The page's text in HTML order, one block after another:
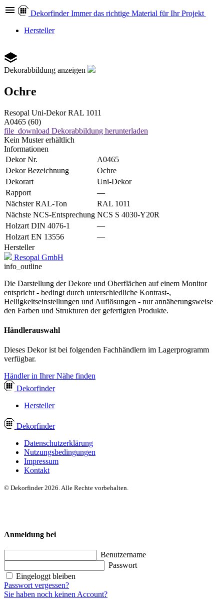
Dekorfinder Immer das richtige Material für Ihr Projekt
Hersteller
Dekorabbildung anzeigen
Ochre
Resopal Uni-Dekor RAL 1011
A0465 (60)
file_download Dekorabbildung herunterladen
Kein Muster erhältlich
Informationen
Dekor Nr.
A0465
Dekor Bezeichnung
Ochre
Dekorart
Uni-Dekor
Rapport
—
Nächster RAL-Ton
RAL 1011
Nächste NCS-Entsprechung NCS S 4030-Y20R
Holzart DIN 4076-1
—
Holzart EN 13556
—
Hersteller
Resopal GmbH
info_outline
Die Darstellung der Dekore und Oberflächen auf einem Monitor
entspricht - bedingt durch unterschiedliche Kontrast-,
Helligkeitseinstellungen und Auflösungen - nur annäherungsweise
den Farben und Strukturen der gefertigten Produkte.
Händlerauswahl
Dieses Dekor ist bei folgenden Fachhändlern im Lagerprogramm
verfügbar.
Händler in Ihrer Nähe finden
Dekorfinder
Hersteller
Dekorfinder
Datenschutzerklärung
Nutzungsbedingungen
Impressum
Kontakt
© Dekorfinder 2026. Alle Rechte vorbehalten.
Anmeldung bei
Benutzername
Passwort
Eingeloggt bleiben
Passwort vergessen?
Sie haben noch keinen Account?